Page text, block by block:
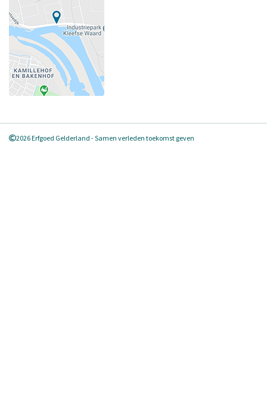
2026 Erfgoed Gelderland - Samen verleden toekomst geven